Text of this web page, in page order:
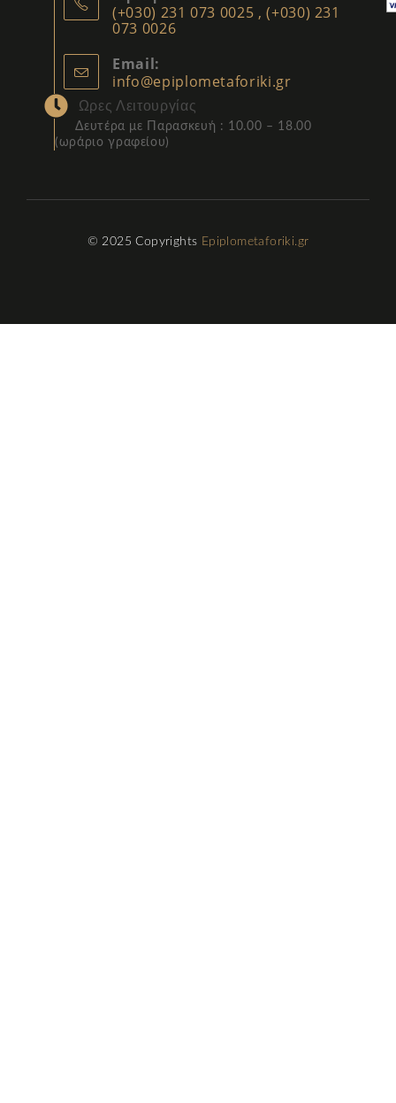
(+030) 231 073 0025 , (+030) 231
073 0026
Email:
info@epiplometaforiki.gr
Ωρες Λειτουργίας
Δευτέρα με Παρασκευή : 10.00 – 18.00
(ωράριο γραφείου)
© 2025 Copyrights Epiplometaforiki.gr